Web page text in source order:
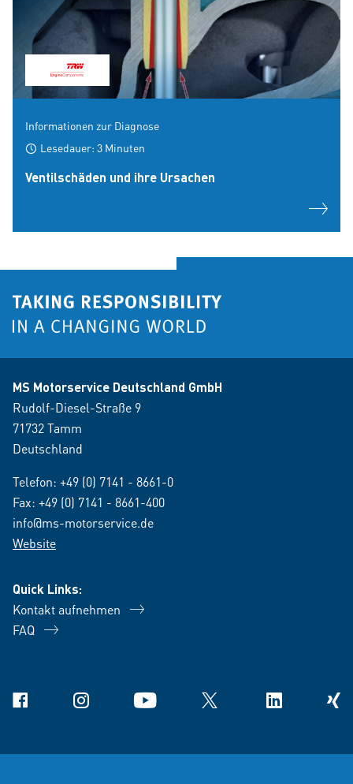
Informationen zur Diagnose
Lesedauer: 3 Minuten
Ventilschäden und ihre Ursachen
MS Motorservice Deutschland GmbH
Rudolf-Diesel-Straße 9
71732 Tamm
Deutschland
Telefon: +49 (0) 7141 - 8661-0
Fax: +49 (0) 7141 - 8661-400
info@ms-motorservice.de
Website
Quick Links:
Kontakt aufnehmen
FAQ
Facebook Instagram YouTube X Linkedin Xing